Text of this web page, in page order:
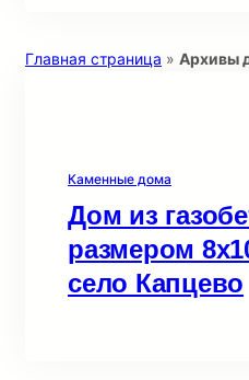
Главная страница » Архивы
Каменные дома
Дом из
размером
село Капцево